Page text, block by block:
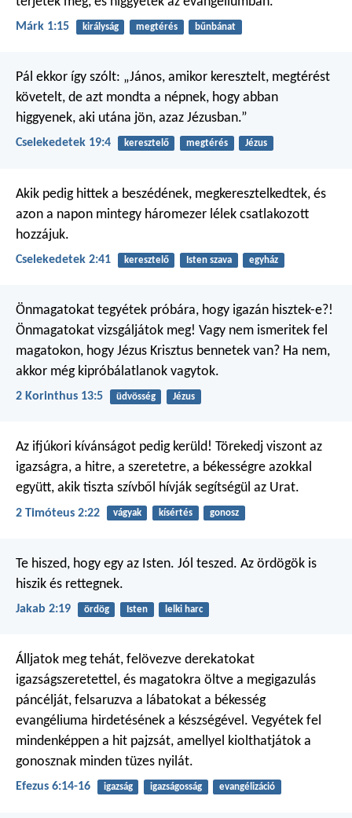
Márk 1:15 királyság megtérés bűnbánat
Pál ekkor így szólt: „János, amikor keresztelt, megtérést
követelt, de azt mondta a népnek, hogy abban
higgyenek, aki utána jön, azaz Jézusban.”
Cselekedetek 19:4 keresztelő megtérés Jézus
Akik pedig hittek a beszédének, megkeresztelkedtek, és
azon a napon mintegy háromezer lélek csatlakozott
hozzájuk.
Cselekedetek 2:41 keresztelő Isten szava egyház
Önmagatokat tegyétek próbára, hogy igazán hisztek-e?!
Önmagatokat vizsgáljátok meg! Vagy nem ismeritek fel
magatokon, hogy Jézus Krisztus bennetek van? Ha nem,
akkor még kipróbálatlanok vagytok.
2 Korinthus 13:5 üdvösség Jézus
Az ifjúkori kívánságot pedig kerüld! Törekedj viszont az
igazságra, a hitre, a szeretetre, a békességre azokkal
együtt, akik tiszta szívből hívják segítségül az Urat.
2 Timóteus 2:22 vágyak kísértés gonosz
Te hiszed, hogy egy az Isten. Jól teszed. Az ördögök is
hiszik és rettegnek.
Jakab 2:19 ördög Isten lelki harc
Álljatok meg tehát, felövezve derekatokat
igazságszeretettel, és magatokra öltve a megigazulás
páncélját, felsaruzva a lábatokat a békesség
evangéliuma hirdetésének a készségével. Vegyétek fel
mindenképpen a hit pajzsát, amellyel kiolthatjátok a
gonosznak minden tüzes nyilát.
Efezus 6:14-16 igazság igazságosság evangélizáció